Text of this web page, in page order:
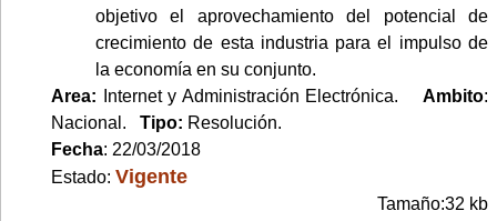
objetivo el aprovechamiento del potencial de
crecimiento de esta industria para el impulso de
la economía en su conjunto.
Area: Internet y Administración Electrónica. Ambito:
Nacional. Tipo: Resolución.
Fecha: 22/03/2018
Estado: Vigente
Tamaño:32 kb